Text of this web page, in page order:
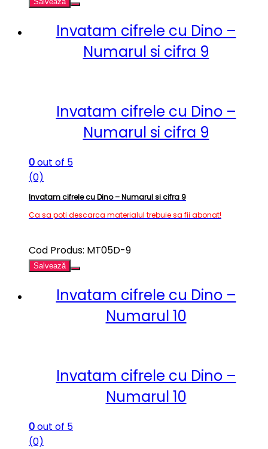
Invatam cifrele cu Dino –
Numarul si cifra 9
Invatam cifrele cu Dino –
Numarul si cifra 9
0out of 5
(0)
Invatam cifrele cu Dino – Numarul si cifra 9
Ca sa poti descarca materialul trebuie sa fii abonat!
Cod Produs: MT05D-9
Salvează
Invatam cifrele cu Dino –
Numarul 10
Invatam cifrele cu Dino –
Numarul 10
0out of 5
(0)